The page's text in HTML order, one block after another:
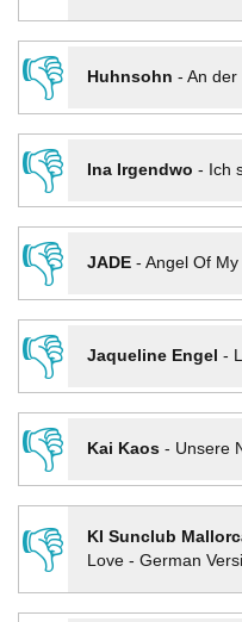
👎
Huhnsohn - An der
👎
Ina Irgendwo - Ich
👎
JADE- Angel Of
👎
Jaqueline Engel -
👎
Kai Kaos- Unsere
👎
KI Sunclub
Love - German